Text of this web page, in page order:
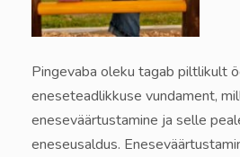
Pingevaba oleku tagab piltlikult
eneseteadlikkuse vundament,
eneseväärtustamine ja selle
eneseusaldus.